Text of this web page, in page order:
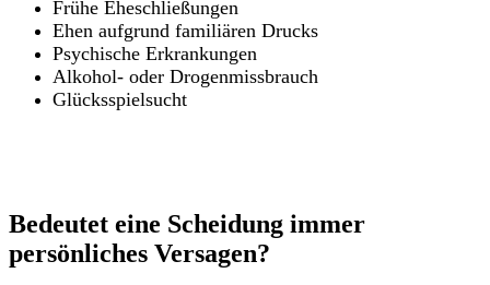
Frühe Eheschließungen
Ehen aufgrund familiären Drucks
Psychische Erkrankungen
Alkohol- oder Drogenmissbrauch
Glücksspielsucht
Bedeutet eine Scheidung immer
persönliches Versagen?